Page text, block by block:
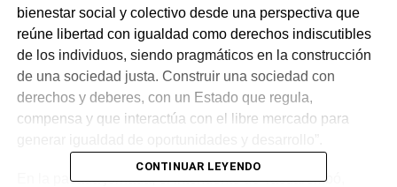
bienestar social y colectivo desde una perspectiva que
reúne libertad con igualdad como derechos indiscutibles
de los individuos, siendo pragmáticos en la construcción
de una sociedad justa. Construir una sociedad con
derechos y deberes, con un Estado que regula,
compensa y que interactúa con el libre mercado para
En la pasada jornada, el intendente de Tacuarembó,
CONTINUAR LEYENDO